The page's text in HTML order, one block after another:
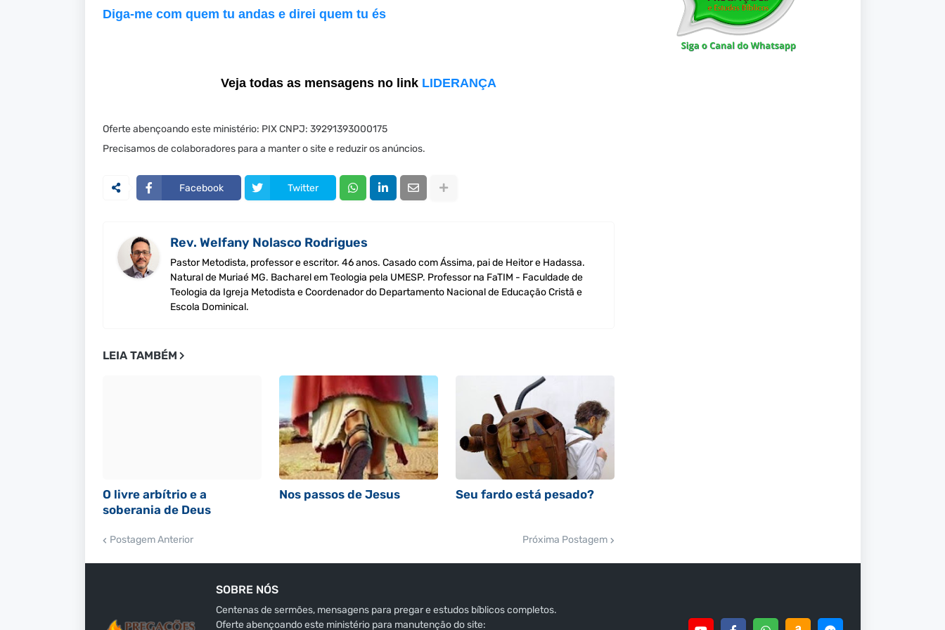
Diga-me com quem tu andas e direi quem tu és
Veja todas as mensagens no link LIDERANÇA
Oferte abençoando este ministério: PIX CNPJ: 39291393000175
Precisamos de colaboradores para a manter o site e reduzir os anúncios.
Facebook Twitter
Rev. Welfany Nolasco Rodrigues
Pastor Metodista, professor e escritor. 46 anos. Casado com Ássima, pai de Heitor e Hadassa.
Natural de Muriaé MG. Bacharel em Teologia pela UMESP. Professor na FaTIM - Faculdade de
Teologia da Igreja Metodista e Coordenador do Departamento Nacional de Educação Cristã e
Escola Dominical.
LEIA TAMBÉM
O livre arbítrio e a
soberania de Deus
Nos passos de Jesus Seu fardo está pesado?
Postagem Anterior Próxima Postagem
SOBRE NÓS
Centenas de sermões, mensagens para pregar e estudos bíblicos completos.
Oferte abençoando este ministério para manutenção do site: